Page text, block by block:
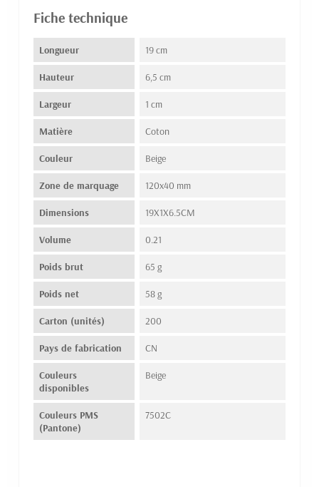
Fiche technique
Longueur 19 cm
Hauteur 6,5 cm
Largeur 1 cm
Matière Coton
Couleur Beige
Zone de marquage 120x40 mm
Dimensions 19X1X6.5CM
Volume 0.21
Poids brut 65 g
Poids net 58 g
Carton (unités) 200
Pays de fabrication CN
Couleurs
disponibles
Beige
Couleurs PMS
(Pantone)
7502C